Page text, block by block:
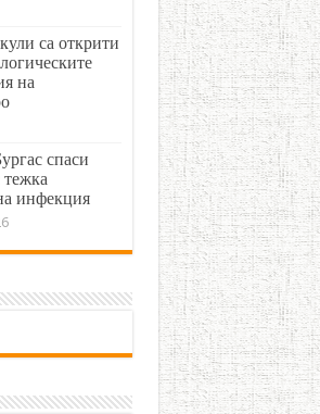
са открити
на
спаси
инфекция